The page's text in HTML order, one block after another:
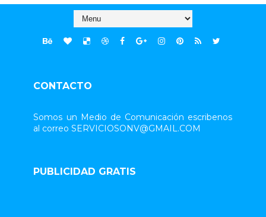
CONTACTO
Somos un Medio de Comunicación escribenos
al correo SERVICIOSONV@GMAIL.COM
PUBLICIDAD GRATIS